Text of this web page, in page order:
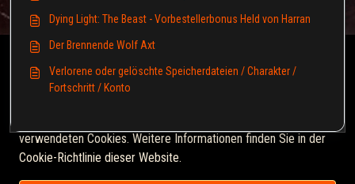
Dying Light: The Beast - Vorbestellerbonus Held von Harran
Der Brennende Wolf Axt
Verlorene oder gelöschte Speicherdateien / Charakter /
Fortschritt / Konto
Diese Wissensdatenbank wird vom Eigentümer der
entsprechenden Webdomäne lizenziert und verwendet HTTP-
verwendeten Cookies. Weitere Informationen finden Sie in der
Cookie-Richtlinie dieser Website.